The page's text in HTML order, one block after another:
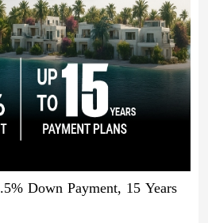
Down Payment, 15 Years